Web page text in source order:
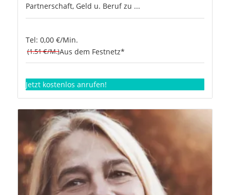
Partnerschaft, Geld u. Beruf zu ...
Tel: 0,00 €/Min.
(1.51 €/M.)Aus dem Festnetz*
Jetzt kostenlos anrufen!